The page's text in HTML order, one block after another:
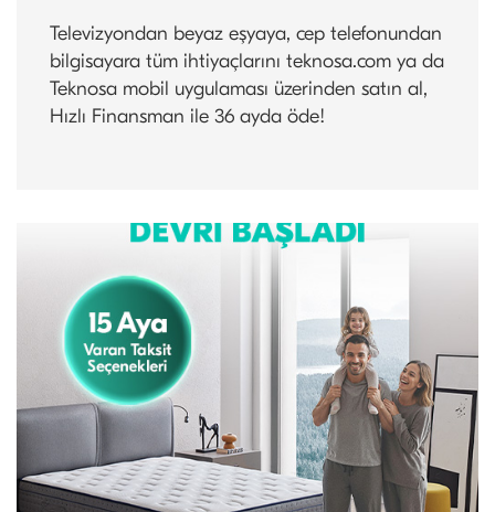
Televizyondan beyaz eşyaya, cep telefonundan
bilgisayara tüm ihtiyaçlarını teknosa.com ya da
Teknosa mobil uygulaması üzerinden satın al,
Hızlı Finansman ile 36 ayda öde!